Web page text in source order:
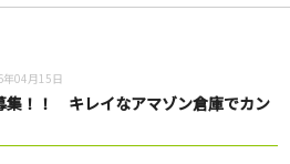
年04月15日
集！！ キレイなアマゾン倉庫でカン